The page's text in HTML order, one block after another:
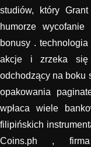
studiów, który
humorze
bonusy .
akcje i zrzeka się
odchodzący na boku
opakowania
wpłaca wiele
filipińskich
Coins.ph ,